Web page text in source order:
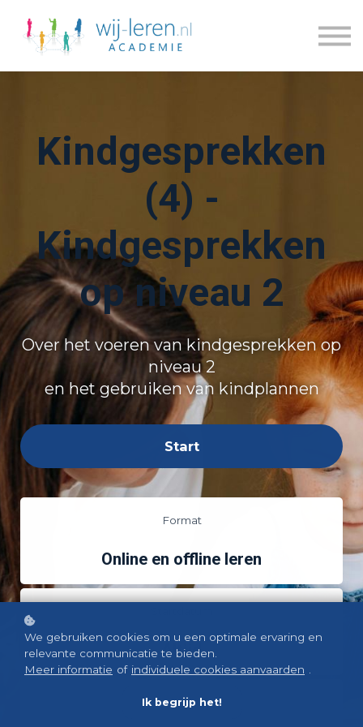
Kennisdossiers
Series
Blogs
Inloggen
Account maken
Kindgesprekken
(4) -
Kindgesprekken
op niveau 2
Over het voeren van kindgesprekken op
niveau 2
en het gebruiken van kindplannen
Start
Format
Online en offline leren
Altijd
Prijs
We gebruiken cookies om u een optimale ervaring en
relevante communicatie te bieden.
Meer informatie of individuele cookies aanvaarden
Ik begrijp het!